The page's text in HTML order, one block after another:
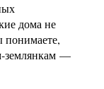
дома не
понимаете,
землянкам —